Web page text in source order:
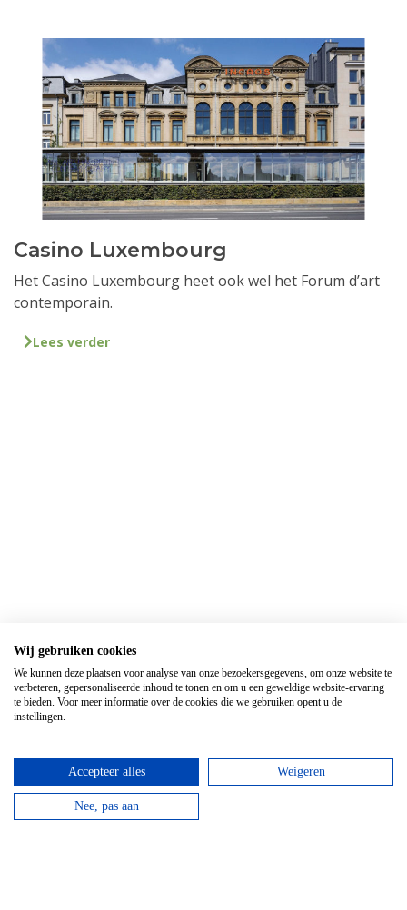
Casino Luxembourg
Het Casino Luxembourg heet ook wel het Forum d’art
contemporain.
Lees verder
Top 3 activiteiten
Wij gebruiken cookies
We kunnen deze plaatsen voor analyse van onze bezoekersgegevens, om onze website te
verbeteren, gepersonaliseerde inhoud te tonen en om u een geweldige website-ervaring
te bieden. Voor meer informatie over de cookies die we gebruiken opent u de
instellingen.
Accepteer alles Weigeren
Nee, pas aan